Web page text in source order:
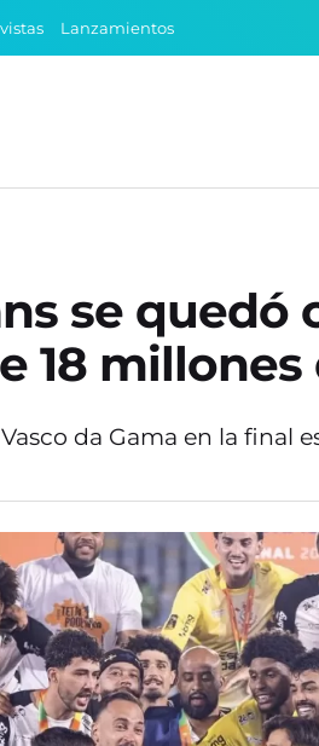
Lanzamientos
se quedó
18 millones
da Gama en la final